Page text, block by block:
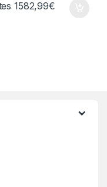
1582,99€
tootel on mitu varianti.